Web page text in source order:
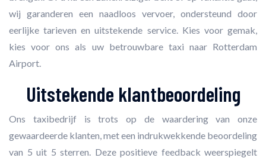
wij garanderen een naadloos vervoer, ondersteund door
eerlijke tarieven en uitstekende service. Kies voor gemak,
kies voor ons als uw betrouwbare taxi naar Rotterdam
Airport.
Uitstekende klantbeoordeling
Ons taxibedrijf is trots op de waardering van onze
gewaardeerde klanten, met een indrukwekkende beoordeling
van 5 uit 5 sterren. Deze positieve feedback weerspiegelt